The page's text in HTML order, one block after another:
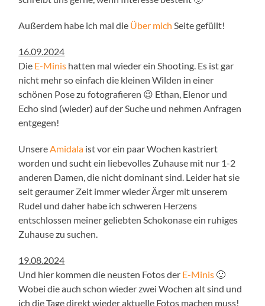
Außerdem habe ich mal die Über mich Seite gefüllt!
16.09.2024
Die E-Minis hatten mal wieder ein Shooting. Es ist gar
nicht mehr so einfach die kleinen Wilden in einer
schönen Pose zu fotografieren 😉 Ethan, Elenor und
Echo sind (wieder) auf der Suche und nehmen Anfragen
entgegen!
Unsere Amidala ist vor ein paar Wochen kastriert
worden und sucht ein liebevolles Zuhause mit nur 1-2
anderen Damen, die nicht dominant sind. Leider hat sie
seit geraumer Zeit immer wieder Ärger mit unserem
Rudel und daher habe ich schweren Herzens
entschlossen meiner geliebten Schokonase ein ruhiges
Zuhause zu suchen.
19.08.2024
Und hier kommen die neusten Fotos der E-Minis 🙂
Wobei die auch schon wieder zwei Wochen alt sind und
ich die Tage direkt wieder aktuelle Fotos machen muss!